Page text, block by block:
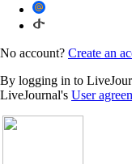
No account? Create an
By logging in to
LiveJournal's User